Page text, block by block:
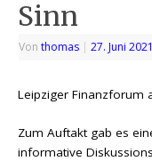
Sinn
Vonthomas | 27. Juni 2021
Leipziger Finanzforum
Zum Auftakt gab es
informative